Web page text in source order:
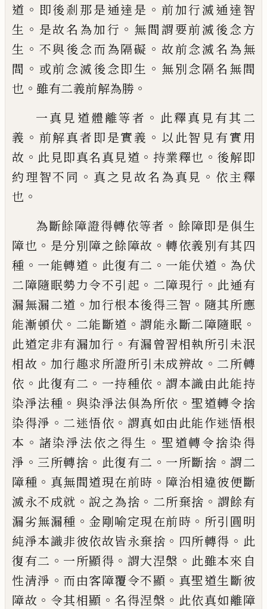
道 。 即後剎那是通達是 。 前加行滅通達智
生 。 是故名為加行 。 無間謂要前滅後念方
生 。 不與後念而為隔礙 。 故前念滅名為無
間 。 或前念滅後念即生 。 無別念隔名無間
也 。 雖有二義前解為勝 。
一真見道體離等者 。 此釋真見有其二
義 。 前解真者即是實義 。 以此智見有實用
故 。 此見即真名真見道 。 持業釋也 。 後解即
約理智不 同 。 真之見故名為真見 。 依主釋
也 。
為斷餘障證得轉依等者 。 餘障即是俱生
障也 。 是分別障之餘障故 。轉依義別有其四
種 。 一能轉道 。 此復有二 。 一能伏道 。 為伏
二障隨眠勢力令不引起 。 二障現行 。 此通有
漏無漏二道 。加行根本後得三智 。 隨其所應
能漸頓伏 。 二能斷道 。謂能永斷二障隨眠 。
此道定非有漏加行 。 有漏曾習相執所引未泯
相故 。 加行趣求所證所引未成辨故 。 二所轉
依 。 此復有二 。 一持種依 。謂本識由此能持
染淨法種 。 與染淨法俱為所依 。聖道轉令捨
染得淨 。 二迷悟依 。 謂真如由此能作迷悟根
本 。 諸染淨法依之得生 。 聖道轉令捨染得
淨 。 三所轉捨 。 此復有二 。 一所斷捨 。謂二
障種 。 真無間道現在前時 。 障治相違彼便斷
滅永不成就 。說之為捨 。 二所棄捨 。 謂餘有
漏劣無漏種 。 金剛喻定現在前時 。 所引圓明
純淨本識非彼依故皆永棄捨 。 四所轉得 。 此
復有二 。 一所顯得 。 謂大涅槃 。 此雖本來自
性清淨 。 而由客障覆令不顯 。 真聖道生斷彼
障故 。 令其相顯 。名得涅槃 。 此依真如離障